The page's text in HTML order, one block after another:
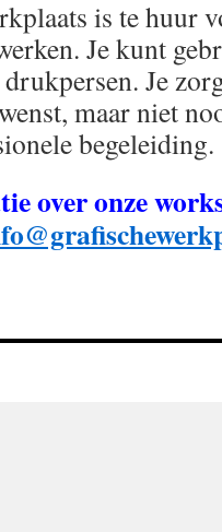
is te huur
Je kunt
Je
maar niet
over onze